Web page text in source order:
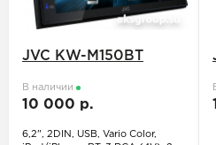
JVC KW-M150BT
В наличии
10 000 р.
6,2", 2DIN, USB, Vario Color,